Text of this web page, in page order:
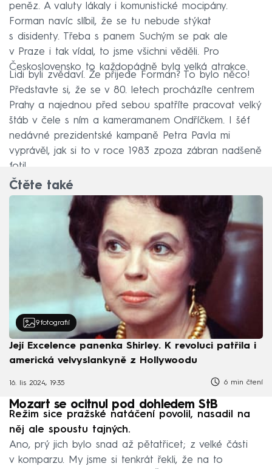
peněz. A valuty lákaly i komunistické mocipány.
Forman navíc slíbil, že se tu nebude stýkat
s disidenty. Třeba s panem Suchým se pak ale
v Praze i tak vídal, to jsme všichni věděli. Pro
Československo to každopádně byla velká atrakce.
Lidi byli zvědaví. Že přijede Forman? To bylo něco!
Představte si, že se v 80. letech procházíte centrem
Prahy a najednou před sebou spatříte pracovat velký
štáb v čele s ním a kameramanem Ondříčkem. I šéf
nedávné prezidentské kampaně Petra Pavla mi
vyprávěl, jak si to v roce 1983 zpoza zábran nadšeně
fotil.
Čtěte také
9 fotografií
Její Excelence panenka Shirley. K revoluci patřila i
americká velvyslankyně z Hollywoodu
16. lis 2024, 19:35 6 min čtení
Mozart se ocitnul pod dohledem StB
Režim sice pražské natáčení povolil, nasadil na
něj ale spoustu tajných.
Ano, prý jich bylo snad až pětatřicet; z velké části
v komparzu. My jsme si tenkrát řekli, že na to